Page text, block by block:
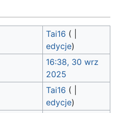
Tai16 (
edycje)
16:38, 30 wrz
2025
Tai16 (
edycje)